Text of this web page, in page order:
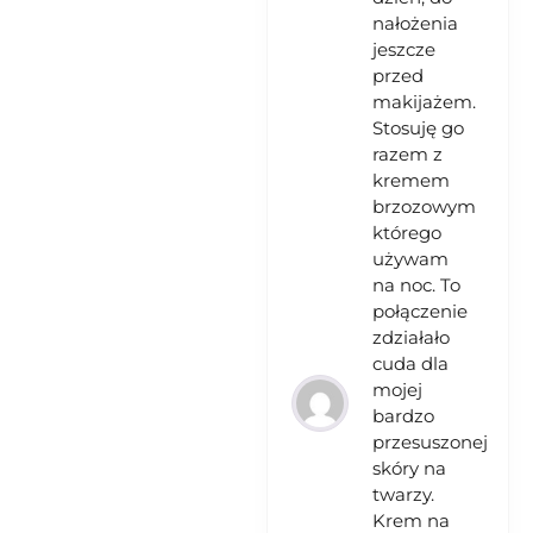
nałożenia
jeszcze
przed
makijażem.
Stosuję go
razem z
kremem
brzozowym
którego
używam
na noc. To
połączenie
zdziałało
cuda dla
mojej
bardzo
przesuszonej
skóry na
twarzy.
Krem na